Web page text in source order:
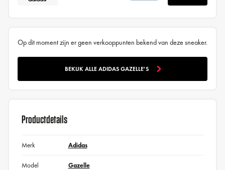
Op dit moment zijn er geen verkooppunten bekend van deze sneaker.
BEKIJK ALLE ADIDAS GAZELLE'S
Productdetails
Merk Adidas
Model Gazelle